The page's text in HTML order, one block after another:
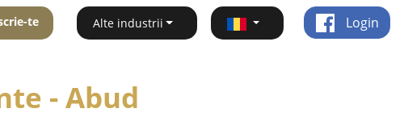
te Alte industrii Login
- Abud